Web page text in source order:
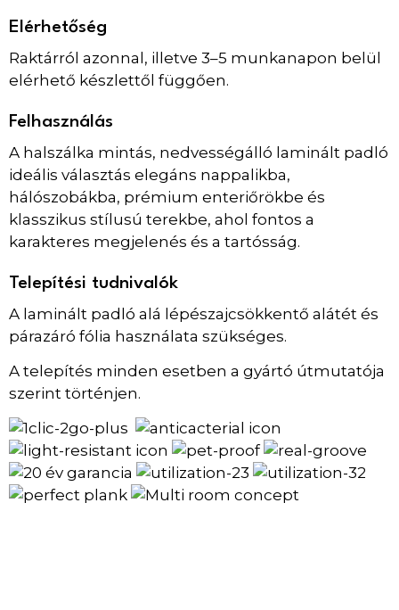
Elérhetőség
Raktárról azonnal, illetve 3–5 munkanapon belül
elérhető készlettől függően.
Felhasználás
A halszálka mintás, nedvességálló laminált padló
ideális választás elegáns nappalikba,
hálószobákba, prémium enteriőrökbe és
klasszikus stílusú terekbe, ahol fontos a
karakteres megjelenés és a tartósság.
Telepítési tudnivalók
A laminált padló alá lépészajcsökkentő alátét és
párazáró fólia használata szükséges.
A telepítés minden esetben a gyártó útmutatója
szerint történjen.